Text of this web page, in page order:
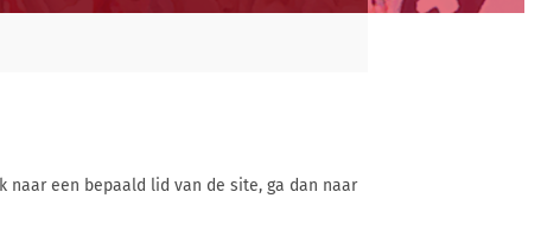
naar een bepaald lid van de site, ga dan naar